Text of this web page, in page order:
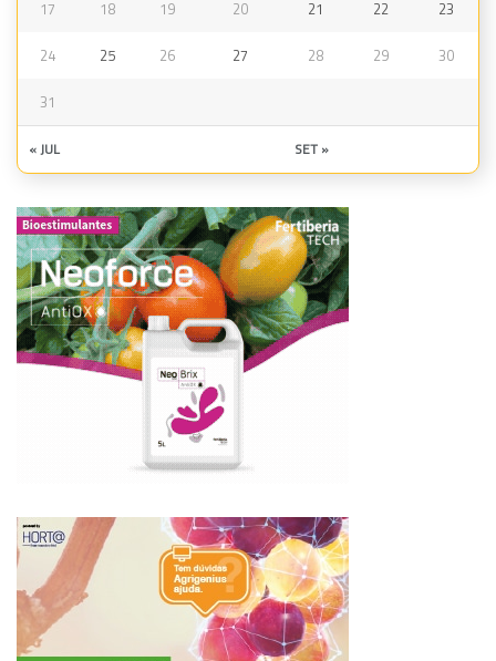
17 18 19 20 21 22 23
24 25 26 27 28 29 30
31
« JUL SET »